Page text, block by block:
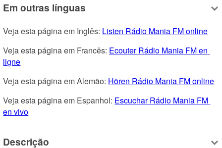
Em outras línguas
Veja esta página em Inglês: Listen Rádio Mania FM online
Veja esta página em Francês: Ecouter Rádio Mania FM en
ligne
Veja esta página em Alemão: Hören Rádio Mania FM online
Veja esta página em Espanhol: Escuchar Rádio Mania FM
en vivo
Descrição